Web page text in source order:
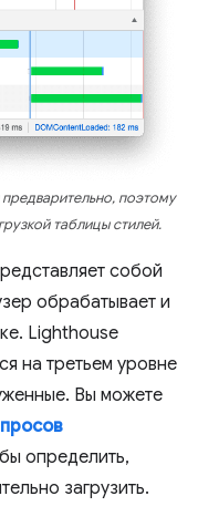
поэтому
таблицы стилей.
собой
обрабатывает и
Lighthouse
на третьем уровне
Вы можете
определить,
загрузить.